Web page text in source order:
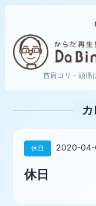
首肩コリ・頭痛
カ
休日 2020-04-
休日